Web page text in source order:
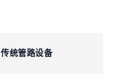
传统管路设备